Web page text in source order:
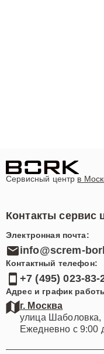
Сервисный центр в
Контакты сервис
Электронная почта:
info@screm-
Контактный телефон:
+7 (495) 023-83-
Адрес и график
г. Москва
улица Шаболовка,
Ежедневно с 9:00